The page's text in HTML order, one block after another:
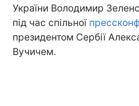
України Володимир
під час спільної
президентом Сербії
Вучичем.